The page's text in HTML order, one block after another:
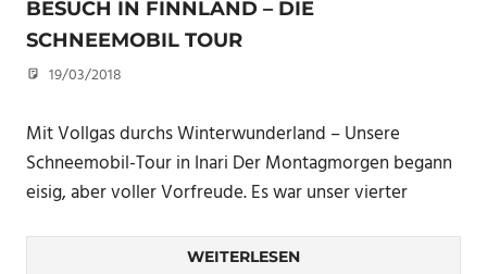
BESUCH IN FINNLAND – DIE
SCHNEEMOBIL TOUR
19/03/2018
Mit Vollgas durchs Winterwunderland – Unsere
Schneemobil-Tour in Inari Der Montagmorgen begann
eisig, aber voller Vorfreude. Es war unser vierter
WEITERLESEN